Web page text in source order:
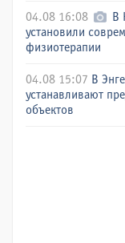
04.08 16:08
В
установили
физиотерапии
04.08 15:07 В
устанавливают
объектов